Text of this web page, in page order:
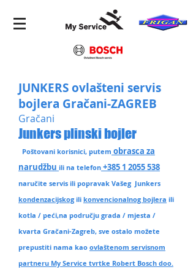
JUNKERS ovlašteni servis
bojlera Gračani-ZAGREB
Gračani
Junkers plinski bojler
Poštovani korisnici, putem obrasca za
narudžbu ili na telefon +385 1 2055 538
naručite servis ili popravak Vašeg Junkers
kondenzacijskog ili konvencionalnog bojlera ili
kotla / peći,na području grada / mjesta /
kvarta Gračani-Zagreb, sve ostalo možete
prepustiti nama kao ovlaštenom servisnom
partneru My Service tvrtke Robert Bosch doo.